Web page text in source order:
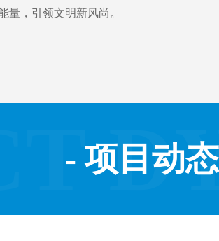
量，引领文明新风尚。
- 项目动